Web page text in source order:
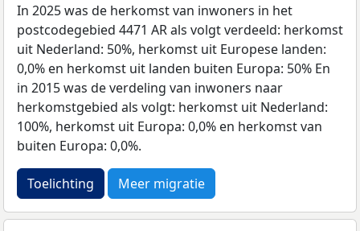
In 2025 was de herkomst van inwoners in het
postcodegebied 4471 AR als volgt verdeeld: herkomst
uit Nederland: 50%, herkomst uit Europese landen:
0,0% en herkomst uit landen buiten Europa: 50% En
in 2015 was de verdeling van inwoners naar
herkomstgebied als volgt: herkomst uit Nederland:
100%, herkomst uit Europa: 0,0% en herkomst van
buiten Europa: 0,0%.
Toelichting Meer migratie